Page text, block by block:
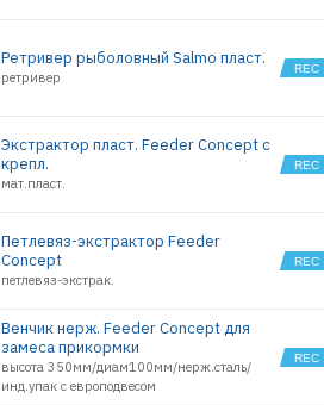
Ретривер рыболовный Salmo пласт.
ретривер
Экстрактор пласт. Feeder Concept с
крепл.
мат.пласт.
Петлевяз-экстрактор Feeder
Concept
петлевяз-экстрак.
Венчик нерж. Feeder Concept для
замеса прикормки
высота 350мм/диам100мм/нерж.сталь/
инд.упак с европодвесом